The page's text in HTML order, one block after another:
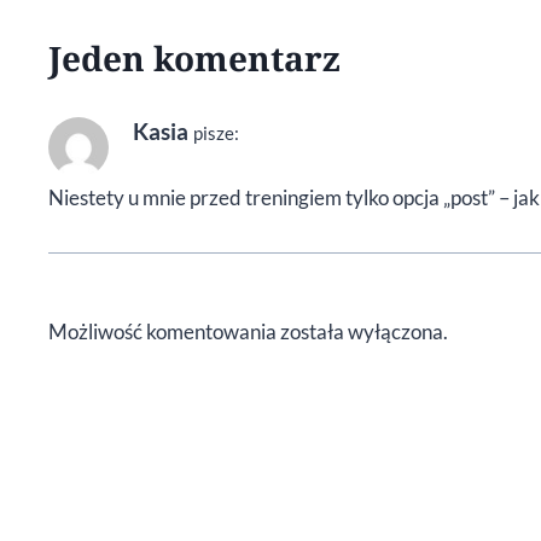
Jeden komentarz
Kasia pisze:
Niestety u mnie przed treningiem tylko opcja „post” –
Możliwość komentowania została wyłączona.